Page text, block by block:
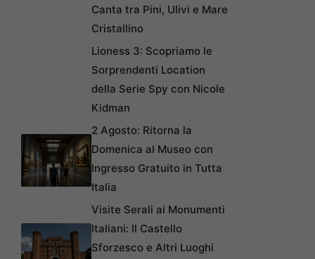
Canta tra Pini, Ulivi e Mare
Cristallino
Lioness 3: Scopriamo le
Sorprendenti Location
della Serie Spy con Nicole
Kidman
2 Agosto: Ritorna la
Domenica al Museo con
Ingresso Gratuito in Tutta
Italia
Visite Serali ai Monumenti
Italiani: Il Castello
Sforzesco e Altri Luoghi